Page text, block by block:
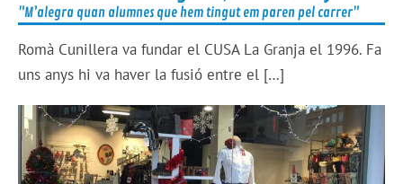
"M’alegra quan alumnes que hem tingut em paren pel carrer"
Romà Cunillera va fundar el CUSA La Granja el 1996. Fa
uns anys hi va haver la fusió entre el […]